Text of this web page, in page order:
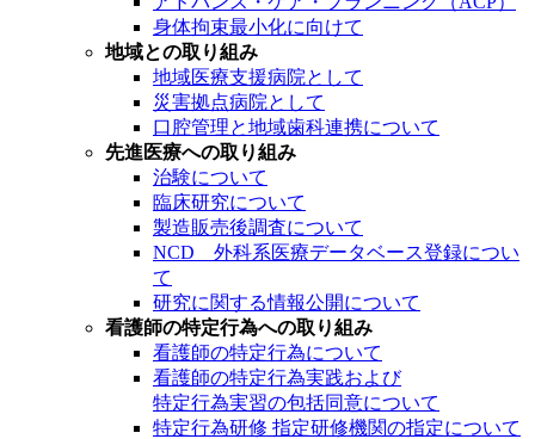
身体拘束最小化に向けて
地域との取り組み
地域医療支援病院として
災害拠点病院として
口腔管理と地域歯科連携について
先進医療への取り組み
治験について
臨床研究について
製造販売後調査について
NCD 外科系医療データベース登録につい
て
研究に関する情報公開について
看護師の特定行為への取り組み
看護師の特定行為について
看護師の特定行為実践および
特定行為実習の包括同意について
特定行為研修 指定研修機関の指定について